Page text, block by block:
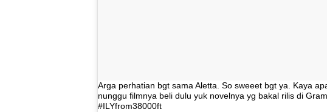
Arga perhatian bgt sama Aletta. So sweeet bgt ya. Kaya
nunggu filmnya beli dulu yuk novelnya yg bakal rilis di
#ILYfrom38000ft